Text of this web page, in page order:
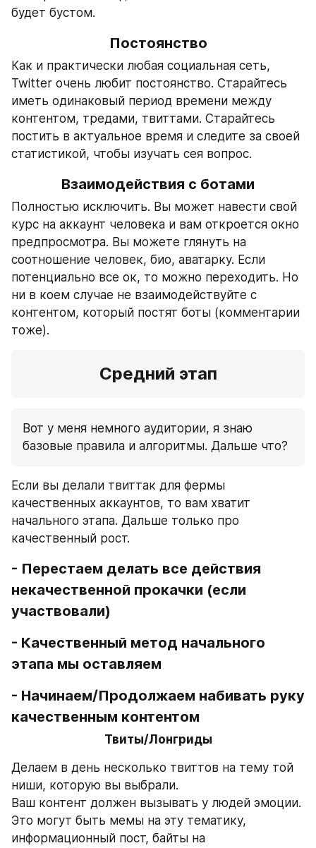
будет бустом.
Постоянство
Как и практически любая социальная сеть,
Twitter очень любит постоянство. Старайтесь
иметь одинаковый период времени между
контентом, тредами, твиттами. Старайтесь
постить в актуальное время и следите за своей
статистикой, чтобы изучать сея вопрос.
Взаимодействия с ботами
Полностью исключить. Вы может навести свой
курс на аккаунт человека и вам откроется окно
предпросмотра. Вы можете глянуть на
соотношение человек, био, аватарку. Если
потенциально все ок, то можно переходить. Но
ни в коем случае не взаимодействуйте с
контентом, который постят боты (комментарии
тоже).
Средний этап
Вот у меня немного аудитории, я знаю
базовые правила и алгоритмы. Дальше что?
Если вы делали твиттак для фермы
качественных аккаунтов, то вам хватит
начального этапа. Дальше только про
качественный рост.
- Перестаем делать все действия
некачественной прокачки (если
участвовали)
- Качественный метод начального
этапа мы оставляем
- Начинаем/Продолжаем набивать руку
качественным контентом
Твиты/Лонгриды
Делаем в день несколько твиттов на тему той
ниши, которую вы выбрали.
Ваш контент должен вызывать у людей эмоции.
Это могут быть мемы на эту тематику,
информационный пост, байты на